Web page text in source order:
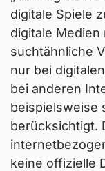
digitale Spiele
digitale Medien
suchtähnliche
nur bei
bei anderen
beispielsweise
berücksichtigt.
keine offizielle